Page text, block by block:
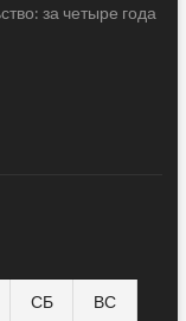
за четыре года
СБ ВС